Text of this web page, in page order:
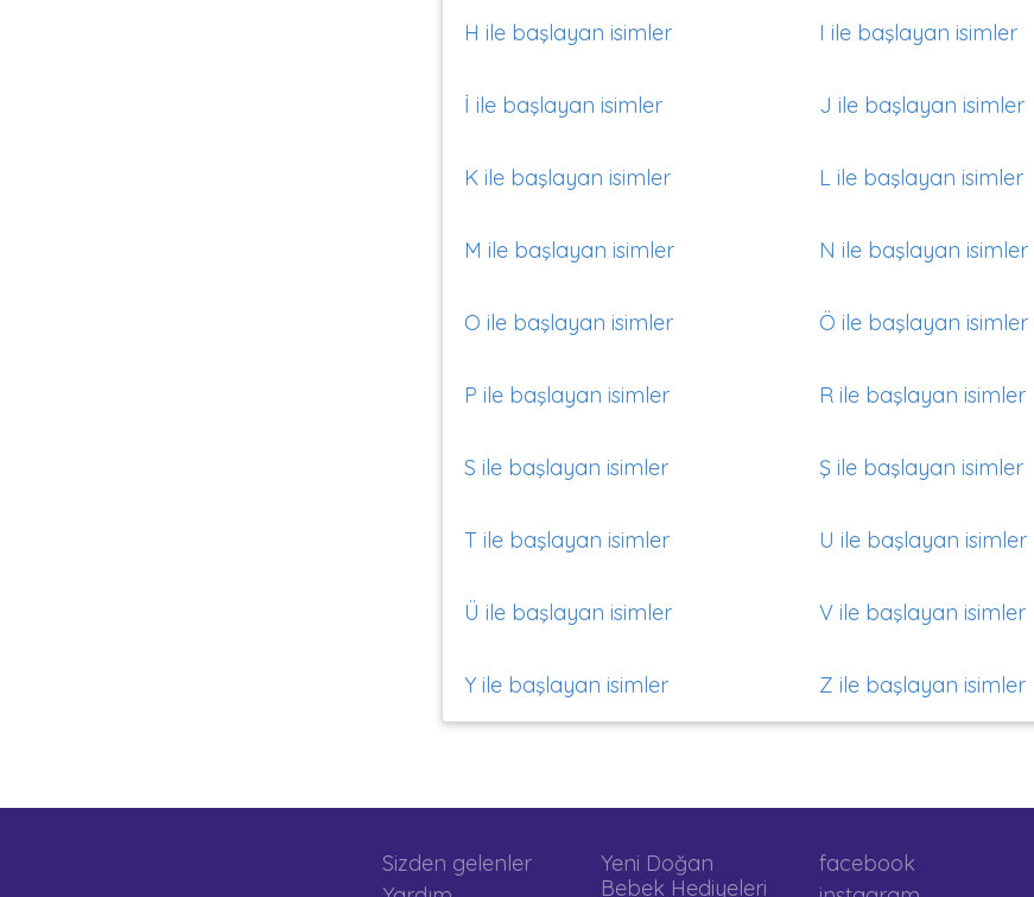
H ile başlayan isimler I ile başlayan isimler
İ ile başlayan isimler J ile başlayan isimler
K ile başlayan isimler L ile başlayan isimler
M ile başlayan isimler N ile başlayan isimler
O ile başlayan isimler Ö ile başlayan isimler
P ile başlayan isimler R ile başlayan isimler
S ile başlayan isimler Ş ile başlayan isimler
T ile başlayan isimler U ile başlayan isimler
Ü ile başlayan isimler V ile başlayan isimler
Y ile başlayan isimler Z ile başlayan isimler
Sizden gelenler
Yeni Doğan
Bebek Hediyeleri
facebook